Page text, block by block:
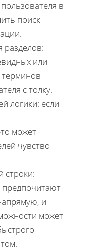
в
поиск
разделов:
или
терминов
с толку.
логики: если
может
чувство
строки:
предпочитают
и
может